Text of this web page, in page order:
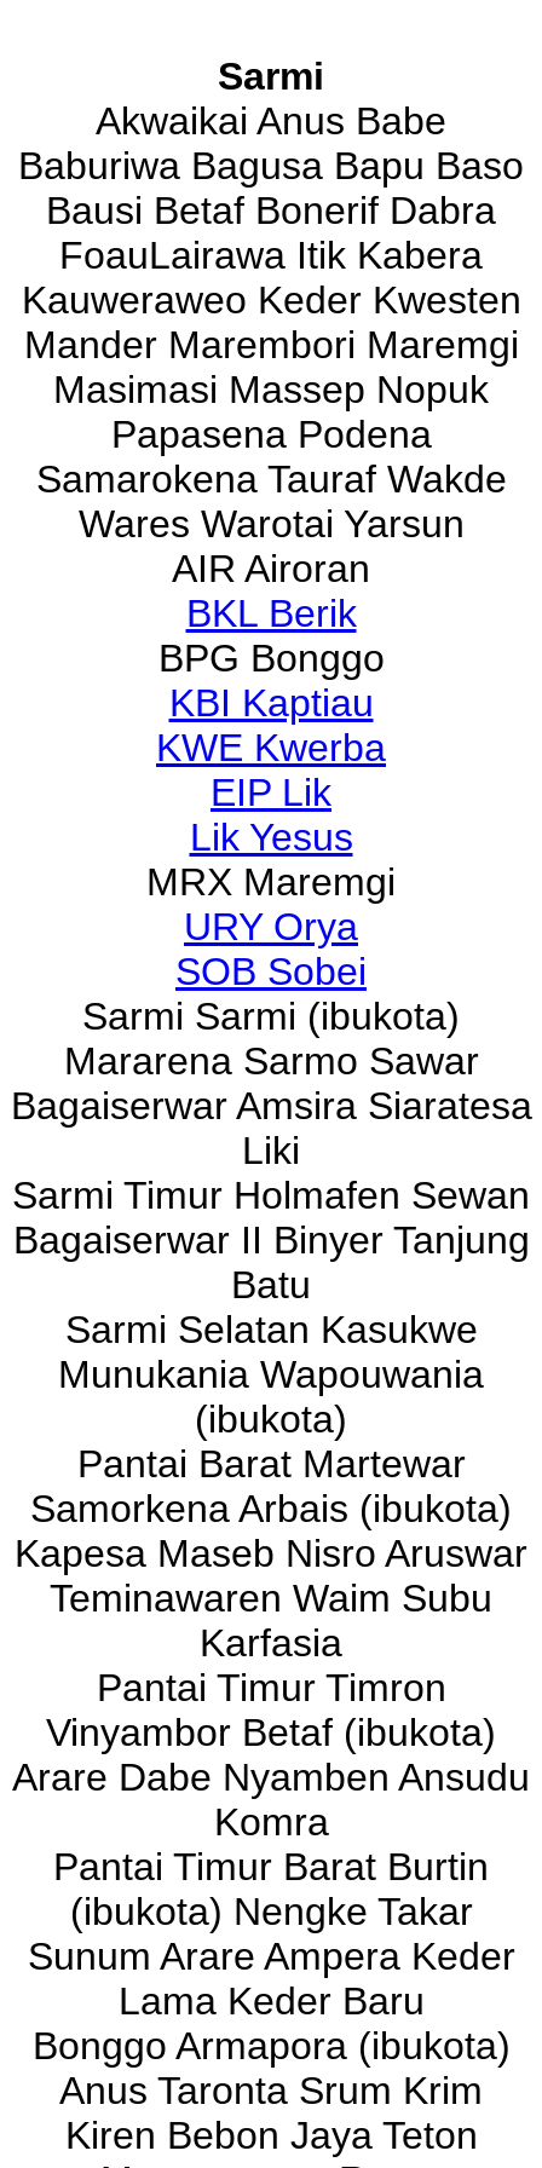
Sarmi
Akwaikai Anus Babe
Baburiwa Bagusa Bapu Baso
Bausi Betaf Bonerif Dabra
FoauLairawa Itik Kabera
Kauweraweo Keder Kwesten
Mander Marembori Maremgi
Masimasi Massep Nopuk
Papasena Podena
Samarokena Tauraf Wakde
Wares Warotai Yarsun
AIR Airoran
BKL Berik
BPG Bonggo
KBI Kaptiau
KWE Kwerba
EIP Lik
Lik Yesus
MRX Maremgi
URY Orya
SOB Sobei
Sarmi Sarmi (ibukota)
Mararena Sarmo Sawar
Bagaiserwar Amsira Siaratesa
Liki
Sarmi Timur Holmafen Sewan
Bagaiserwar II Binyer Tanjung
Batu
Sarmi Selatan Kasukwe
Munukania Wapouwania
(ibukota)
Pantai Barat Martewar
Samorkena Arbais (ibukota)
Kapesa Maseb Nisro Aruswar
Teminawaren Waim Subu
Karfasia
Pantai Timur Timron
Vinyambor Betaf (ibukota)
Arare Dabe Nyamben Ansudu
Komra
Pantai Timur Barat Burtin
(ibukota) Nengke Takar
Sunum Arare Ampera Keder
Lama Keder Baru
Bonggo Armapora (ibukota)
Anus Taronta Srum Krim
Kiren Bebon Jaya Teton